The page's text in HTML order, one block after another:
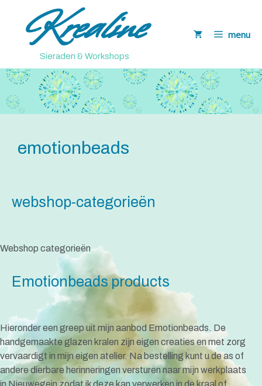
Krealine
Sieraden & Workshops
menu
emotionbeads
webshop-categorieën
Webshop categorieën
Emotionbeads products
Hieronder een greep uit mijn aanbod Emotionbeads. De
handgemaakte glazen kralen zijn eigen creaties en met zorg
vervaardigt in mijn eigen atelier. Na bestelling kunt u de as of
andere dierbare herinneringen versturen naar mijn werkplaats
in Nieuwegein zodat ik deze kan verwerken in de kraal of